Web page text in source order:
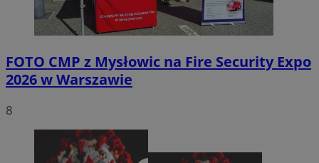
FOTO CMP z Mysłowic na Fire Security Expo
2026 w Warszawie
8